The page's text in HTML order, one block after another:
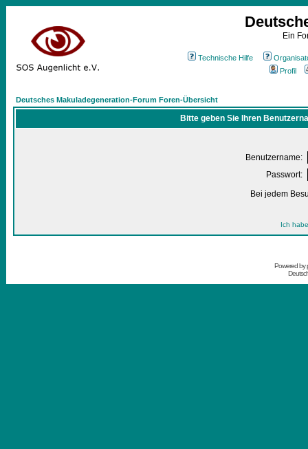
Ein
Technische Hilfe
Profil
Deutsches Makuladegeneration-Forum Foren-Übersicht
Bitte geben Sie Ihren
Benutzername:
Passwort:
Bei jedem
Ich
Powered by